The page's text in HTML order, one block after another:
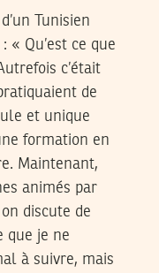
Tunisien
« Qu’est ce que
c’était
de
et unique
formation en
Maintenant,
animés par
discute de
que je ne
à suivre, mais